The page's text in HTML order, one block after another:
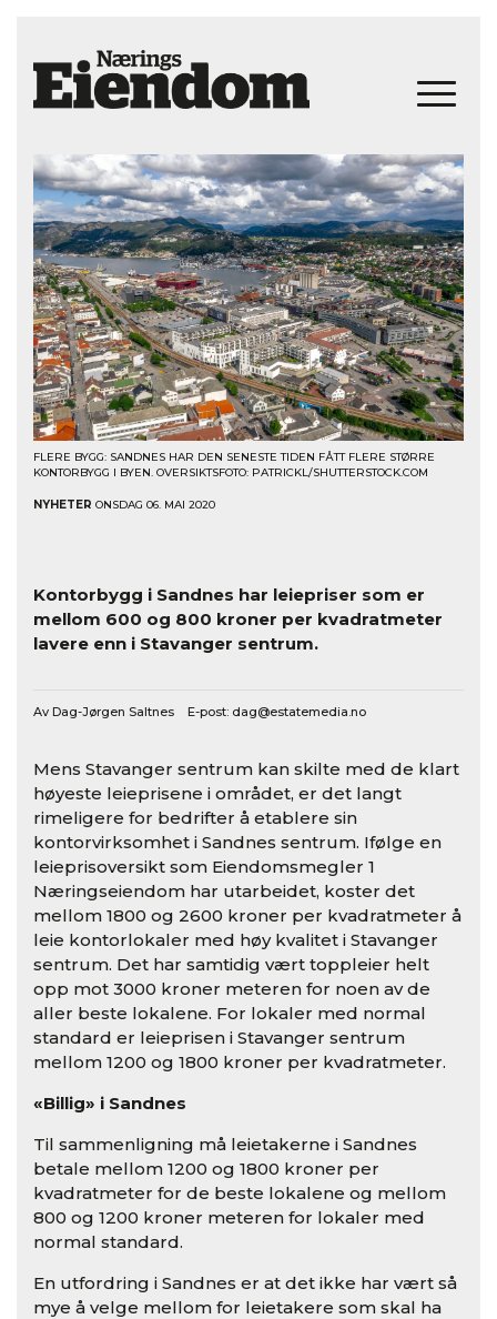
FLERE BYGG: SANDNES HAR DEN SENESTE TIDEN FÅTT FLERE STØRRE
KONTORBYGG I BYEN. OVERSIKTSFOTO: PATRICKL/SHUTTERSTOCK.COM
NYHETER ONSDAG 06. MAI 2020
Kontorbygg i Sandnes har leiepriser som er
mellom 600 og 800 kroner per kvadratmeter
lavere enn i Stavanger sentrum.
Av Dag-Jørgen Saltnes E-post: dag@estatemedia.no
Mens Stavanger sentrum kan skilte med de klart
høyeste leieprisene i området, er det langt
rimeligere for bedrifter å etablere sin
kontorvirksomhet i Sandnes sentrum. Ifølge en
leieprisoversikt som Eiendomsmegler 1
Næringseiendom har utarbeidet, koster det
mellom 1800 og 2600 kroner per kvadratmeter å
leie kontorlokaler med høy kvalitet i Stavanger
sentrum. Det har samtidig vært toppleier helt
opp mot 3000 kroner meteren for noen av de
aller beste lokalene. For lokaler med normal
standard er leieprisen i Stavanger sentrum
mellom 1200 og 1800 kroner per kvadratmeter.
«Billig» i Sandnes
Til sammenligning må leietakerne i Sandnes
betale mellom 1200 og 1800 kroner per
kvadratmeter for de beste lokalene og mellom
800 og 1200 kroner meteren for lokaler med
normal standard.
En utfordring i Sandnes er at det ikke har vært så
mye å velge mellom for leietakere som skal ha